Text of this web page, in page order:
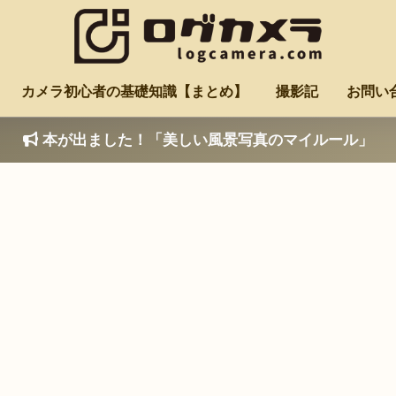
カメラ初心者の基礎知識【まとめ】 撮影記 お問い
本が出ました！「美しい風景写真のマイルール」